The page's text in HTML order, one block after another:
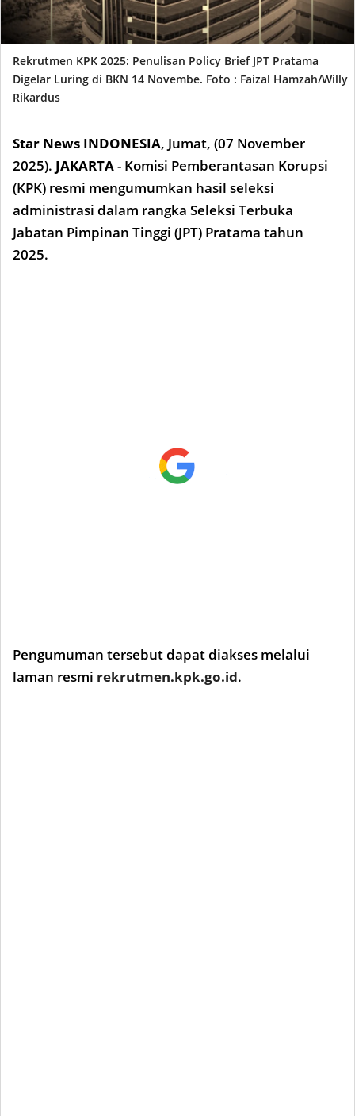
Rekrutmen KPK 2025: Penulisan Policy Brief JPT Pratama
Digelar Luring di BKN 14 Novembe. Foto : Faizal Hamzah/Willy
Rikardus
Star News INDONESIA, Jumat, (07 November
2025). JAKARTA- Komisi Pemberantasan Korupsi
(KPK) resmi mengumumkan hasil seleksi
administrasi dalam rangka Seleksi Terbuka
Jabatan Pimpinan Tinggi (JPT) Pratama tahun
2025.
Pengumuman tersebut dapat diakses melalui
laman resmi rekrutmen.kpk.go.id.